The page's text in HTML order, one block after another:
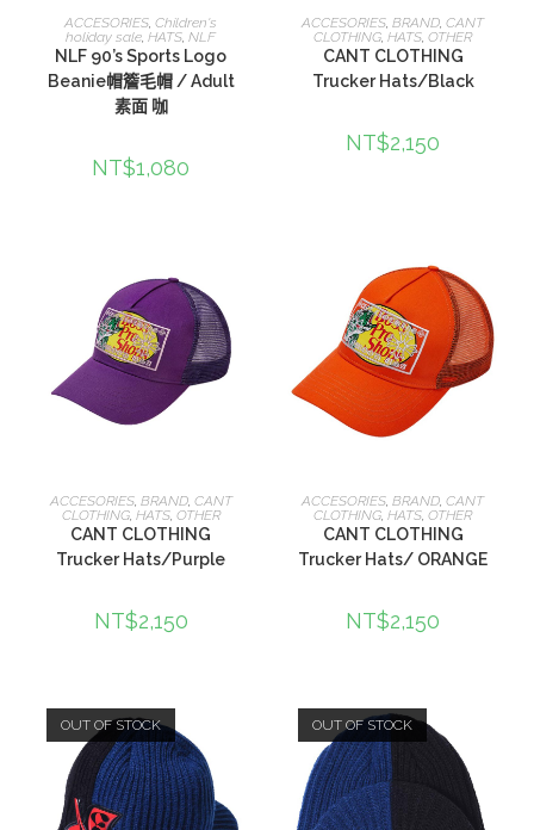
查看內容
ACCESORIES,Children's
holiday sale,HATS,NLF
NLF 90’s Sports Logo
Beanie帽簷毛帽 / Adult
素面 咖
NT$1,080
加入購物車
ACCESORIES,BRAND,CANT
CLOTHING,HATS,OTHER
CANT CLOTHING
Trucker Hats/Black
NT$2,150
加入購物車
ACCESORIES, BRAND, CANT
CLOTHING, HATS, OTHER
CANT CLOTHING
Trucker Hats/Purple
NT$2,150
加入購物車
ACCESORIES ,BRAND ,CANT
CLOTHING ,HATS ,OTHER
CANT CLOTHING
Trucker Hats/ ORANGE
NT$2,150
OUT OF STOCK OUT OF STOCK